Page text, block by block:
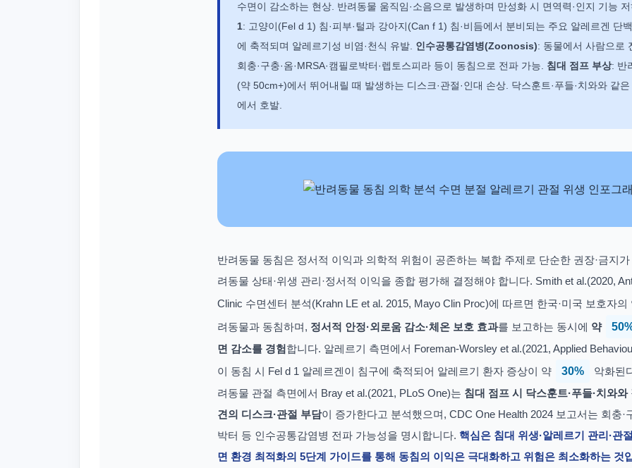
수면이 감소하는 현상. 반려동물 움직임·소음으로 발생하며 만성화 시 면역력·인지 기능
1: 고양이(Fel d 1) 침·피부·털과 강아지(Can f 1) 침·비듬에서 분비되는 주요 알레르겐 단
에 축적되며 알레르기성 비염·천식 유발. 인수공통감염병(Zoonosis): 동물에서 사람으로
회충·구충·옴·MRSA·캠필로박터·렙토스피라 등이 동침으로 전파 가능. 침대 점프 부상: 반
(약 50cm+)에서 뛰어내릴 때 발생하는 디스크·관절·인대 손상. 닥스훈트·푸들·치와와 같
에서 호발.
반려동물 동침은 정서적 이익과 의학적 위험이 공존하는 복합 주제로 단순한 권장·금지
려동물 상태·위생 관리·정서적 이익을 종합 평가해 결정해야 합니다. Smith et al.(2020,
Clinic 수면센터 분석(Krahn LE et al. 2015, Mayo Clin Proc)에 따르면 한국·미국 보호자
려동물과 동침하며, 정서적 안정·외로움 감소·체온 보호 효과를 보고하는 동시에 약
면 감소를 경험합니다. 알레르기 측면에서 Foreman-Worsley et al.(2021, Applied
이 동침 시 Fel d 1 알레르겐이 침구에 축적되어 알레르기 환자 증상이 약
30%
악화된
려동물 관절 측면에서 Bray et al.(2021, PLoS One)는 침대 점프 시 닥스훈트·푸들·치와
견의 디스크·관절 부담이 증가한다고 분석했으며, CDC One Health 2024 보고서는 회충·
박터 등 인수공통감염병 전파 가능성을 명시합니다. 핵심은 침대 위생·알레르기 관리·관
면 환경 최적화의 5단계 가이드를 통해 동침의 이익은 극대화하고 위험은 최소화하는 것